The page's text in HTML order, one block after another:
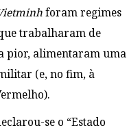
foram regimes
trabalharam de
pior, alimentaram uma
(e, no fim, à
se o “Estado